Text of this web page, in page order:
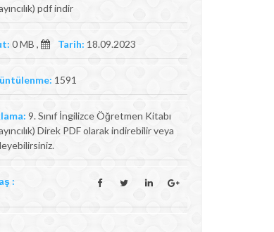
pdf indir
0 MB , Tarih: 18.09.2023
1591
9. Sınıf İngilizce Öğretmen Kitabı
Direk PDF olarak indirebilir veya
: